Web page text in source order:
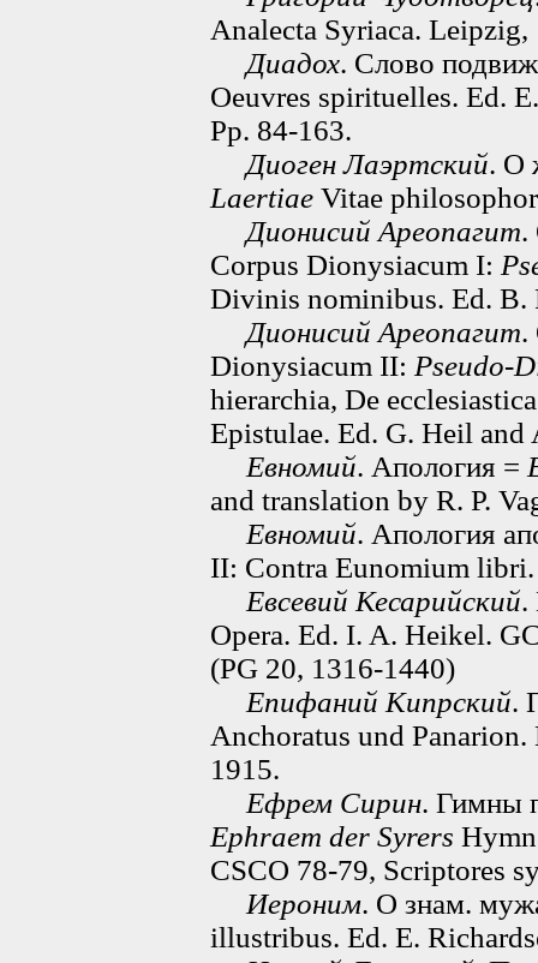
Analecta Syriaca.
Диадох. Слово
Oeuvres spirituelles. Ed.
Pp. 84-163.
Диоген Лаэртский. О
Laertiae Vitae
Дионисий Ареопагит.
Corpus Dionysiacum I:
Divinis nominibus. Ed. B.
Дионисий Ареопагит.
Dionysiacum II: Pseudo-
hierarchia, De
Epistulae. Ed. G. Heil
Евномий. Апология =
and translation by R. P.
Евномий. Апология
II: Contra Eunomium libri.
Евсевий Кесарийский.
Opera. Ed. I. A. Heikel.
(PG 20, 1316-1440)
Епифаний Кипрский.
Anchoratus und
1915.
Ефрем Сирин. Гимны
Ephraem der Syrers
CSCO 78-79, Scriptores
Иероним. О знам.
illustribus. Ed. E.